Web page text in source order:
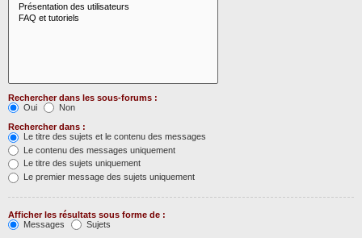
Rechercher dans les sous-forums :
Oui
Non
Rechercher dans :
Le titre des sujets et le contenu des messages
Le contenu des messages uniquement
Le titre des sujets uniquement
Le premier message des sujets uniquement
Afficher les résultats sous forme de :
Messages
Sujets